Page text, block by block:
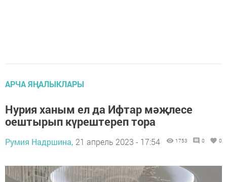
АРЧА ЯҢАЛЫКЛАРЫ
Нурия ханым ел да Ифтар мәҗлесе
оештырып күрештереп тора
Румия Надршина, 21 апрель 2023 - 17:54 1753 0 0